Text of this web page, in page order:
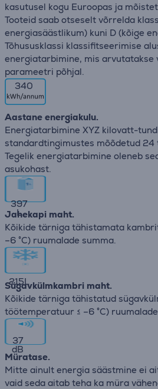
kasutusel kogu Euroopas ja
Tooteid saab otseselt võrrelda
energiasäästlikum) kuni D (kõige
Tõhususklassi klassifitseerimise
energiatarbimine, mis arvutatakse
parameetri põhjal.
340
Aastane energiakulu.
Energiatarbimine XYZ kilovatt-
standardtingimustes mõõdetud 24
Tegelik energiatarbimine oleneb
asukohast.
397
L
Jahekapi maht.
Kõikide tärniga tähistamata
–6 °C) ruumalade summa.
215L
Sügavkülmkambri maht.
Kõikide tärniga tähistatud
töötemperatuur ≤ –6 °C)
37
dB
Müratase.
Mitte ainult energia säästmine ei
vaid seda aitab teha ka müra